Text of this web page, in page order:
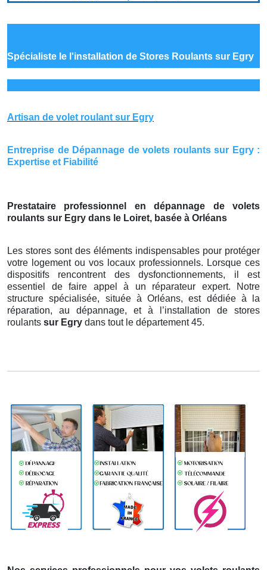
Spécialiste le l'installation de Stores Roulants sur Egry
Artisan de volet roulant sur Egry
Entreprise de Dépannage de volets roulants sur Egry :
Expertise et Fiabilité
Prestataire professionnel en dépannage de volets
roulants sur Egry dans le Loiret, basée à Orléans
Les stores sont des éléments indispensables pour protéger
votre logement ou vos locaux professionnels. Lorsque ces
dispositifs rencontrent des dysfonctionnements, il est
essentiel de faire appel à un réparateur expert. Notre
structure spécialisée, située à Orléans, est dédiée à la
réparation, au dépannage, et à l’installation de stores
roulants sur Egry dans tout le département 45.